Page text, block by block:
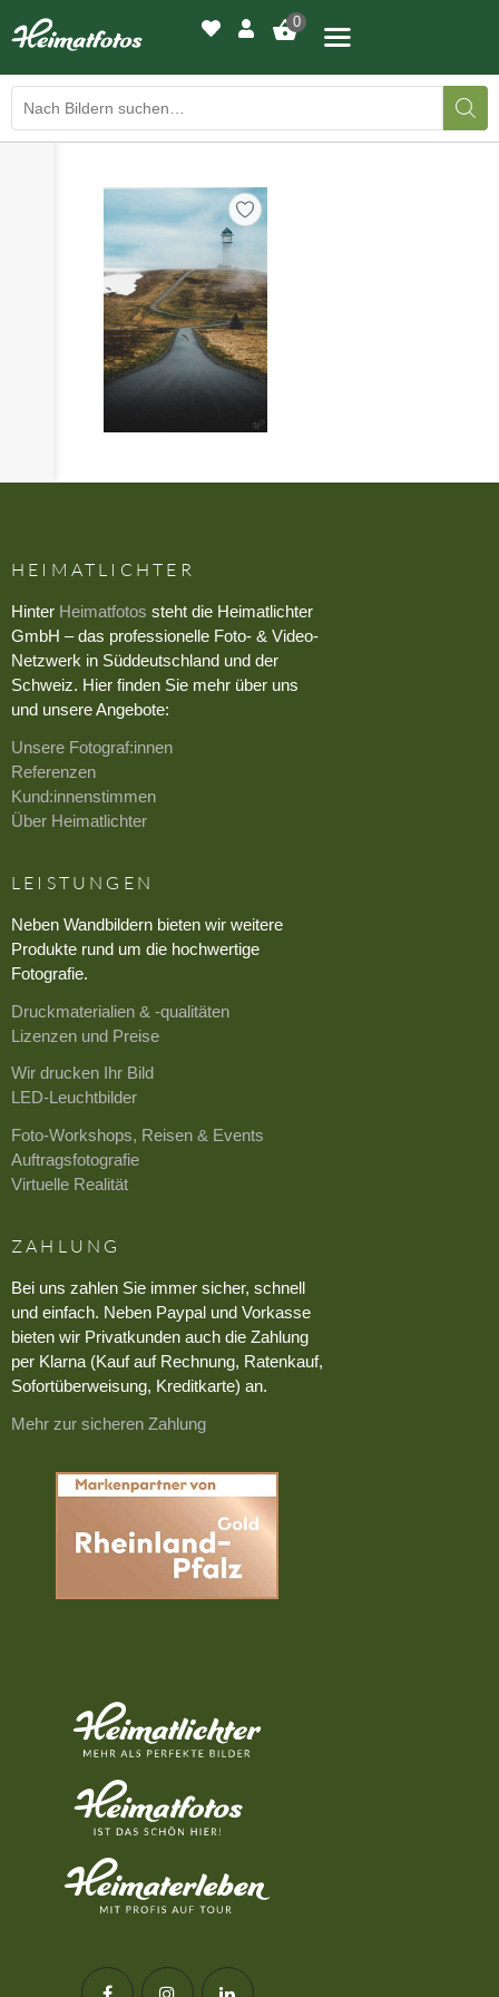
0
BILDERGALERIE
DRUCKQUALITÄTEN
LED-LEUCHTBILDER
WIR DRUCKEN IHR BILD
AUSSTELLUNGEN
HEIMATLICHTER
KONTAKT
HEIMATLICHTER
Hinter Heimatfotos steht die Heimatlichter
GmbH – das professionelle Foto- & Video-
Netzwerk in Süddeutschland und der
Schweiz. Hier finden Sie mehr über uns
und unsere Angebote:
Unsere Fotograf:innen
Referenzen
Kund:innenstimmen
Über Heimatlichter
LEISTUNGEN
Neben Wandbildern bieten wir weitere
Produkte rund um die hochwertige
Fotografie.
Druckmaterialien & -qualitäten
Lizenzen und Preise
Wir drucken Ihr Bild
LED-Leuchtbilder
Foto-Workshops, Reisen & Events
Auftragsfotografie
Virtuelle Realität
ZAHLUNG
Bei uns zahlen Sie immer sicher, schnell
und einfach. Neben Paypal und Vorkasse
bieten wir Privatkunden auch die Zahlung
per Klarna (Kauf auf Rechnung, Ratenkauf,
Sofortüberweisung, Kreditkarte) an.
Mehr zur sicheren Zahlung